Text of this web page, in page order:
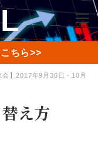
MENU
ちら>>
】2017年9月30日・10月
え方